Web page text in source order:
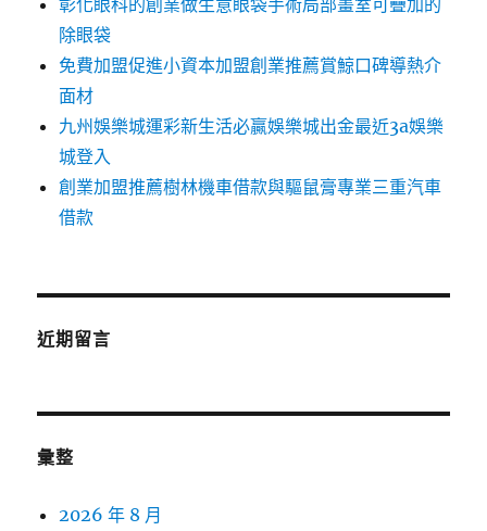
彰化眼科的創業做生意眼袋手術局部畫室可疊加的
除眼袋
免費加盟促進小資本加盟創業推薦賞鯨口碑導熱介
面材
九州娛樂城運彩新生活必贏娛樂城出金最近3a娛樂
城登入
創業加盟推薦樹林機車借款與驅鼠膏專業三重汽車
借款
近期留言
彙整
2026 年 8 月